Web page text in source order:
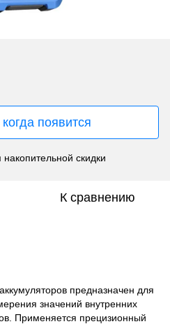
появится
скидки
К сравнению
предназначен для
значений внутренних
Применяется прецизионный